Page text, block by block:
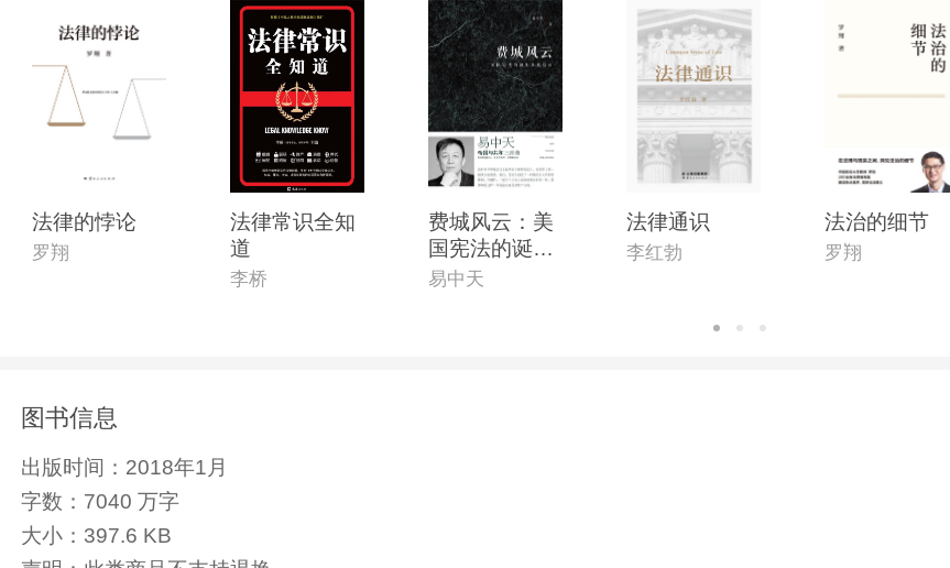
法律的悖论
罗翔
法律常识全知
道
李桥
费城风云：美
国宪法的诞生
及其启示(全新
易中天
法律通识
李红勃
法治的细节
罗翔
图书信息
出版时间： 2018年1月
字数： 7040 万字
大小： 397.6 KB